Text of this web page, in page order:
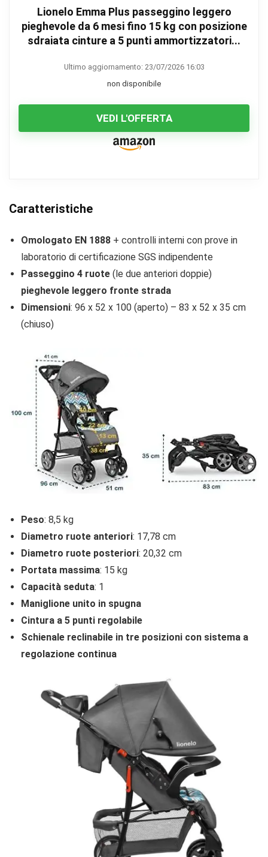
Lionelo Emma Plus passeggino leggero
pieghevole da 6 mesi fino 15 kg con posizione
sdraiata cinture a 5 punti ammortizzatori...
Ultimo aggiornamento: 23/07/2026 16:03
non disponibile
VEDI L'OFFERTA
Caratteristiche
Omologato EN 1888 + controlli interni con prove in
laboratorio di certificazione SGS indipendente
Passeggino 4 ruote (le due anteriori doppie)
pieghevole leggero fronte strada
Dimensioni: 96 x 52 x 100 (aperto) – 83 x 52 x 35 cm
(chiuso)
Peso: 8,5 kg
Diametro ruote anteriori: 17,78 cm
Diametro ruote posteriori: 20,32 cm
Portata massima: 15 kg
Capacità seduta: 1
Maniglione unito in spugna
Cintura a 5 punti regolabile
Schienale reclinabile in tre posizioni con sistema a
regolazione continua